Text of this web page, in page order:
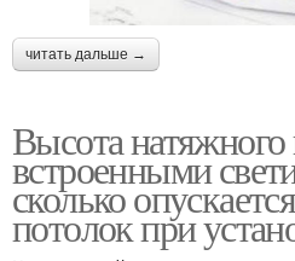
читать дальше →
Высота натяжного
встроенными
сколько
потолок при